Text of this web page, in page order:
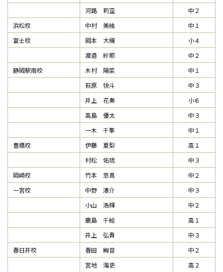
河路 莉空
中２
浜松校
中村 美結
中１
富士校
岡本 大槻
小４
渡邉 紗耶
中２
静岡駅南校
木村 陽菜
中１
萩原 快斗
中３
井上 花奏
小６
高島 優太
中３
一木 千隼
中１
豊橋校
伊藤 夏梨
高１
村松 佑琉
中３
岡崎校
竹本 悠真
中２
一宮校
中野 湊介
中３
小山 浩輝
中２
鹿島 千絵
高１
井上 弘貴
中３
春日井校
春田 絢音
中２
宮地 海吏
高２